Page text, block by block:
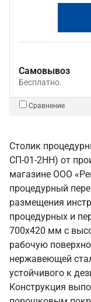
Самовывоз
Бесплатно.
Сравнение
Столик
СП-01-2НН) от
магазине ООО
процедурный
размещения
процедурных и
700х420 мм с
рабочую
нержавеющей
устойчивого к
Конструкция